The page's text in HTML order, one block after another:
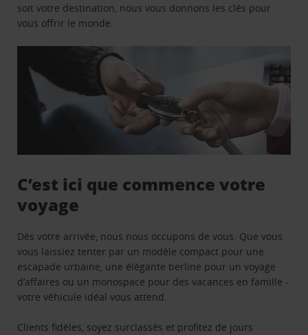
soit votre destination, nous vous donnons les clés pour
vous offrir le monde.
C’est ici que commence votre
voyage
Dès votre arrivée, nous nous occupons de vous. Que vous
vous laissiez tenter par un modèle compact pour une
escapade urbaine, une élégante berline pour un voyage
d’affaires ou un monospace pour des vacances en famille -
votre véhicule idéal vous attend.
Clients fidèles, soyez surclassés et profitez de jours